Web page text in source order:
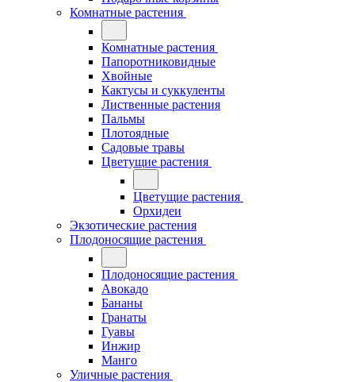
Комнатные растения
Комнатные растения
Папоротниковидные
Хвойные
Кактусы и суккуленты
Лиственные растения
Пальмы
Плотоядные
Садовые травы
Цветущие растения
Цветущие растения
Орхидеи
Экзотические растения
Плодоносящие растения
Плодоносящие растения
Авокадо
Бананы
Гранаты
Гуавы
Инжир
Манго
Уличные растения